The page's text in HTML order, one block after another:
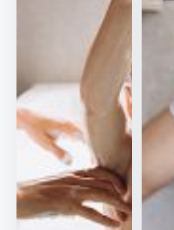
Preços estáveis por 12
Aniversário
Luz & Gás
Para quem gosta de
receber presentes.
1 fatura grátis
todos os anos!
Vantagem para
sempre
As